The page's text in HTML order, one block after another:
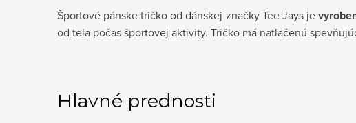
Športové pánske tričko od dánskej značky Tee Jays je
od tela počas športovej aktivity. Tričko má natlačenú
Hlavné prednosti